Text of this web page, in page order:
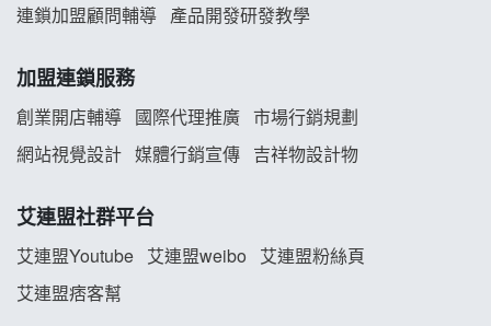
白鬍泡泡 BOHO POPO加盟說明會
雞咕雞咕加盟說明會
TEA TOP加盟說明會
珍好味臭臭鍋加盟說明會
藍象廷泰式火鍋加盟說明會
連鎖加盟顧問輔導 產品開發研發教學
加盟連鎖服務
創業開店輔導 國際代理推廣 市場行銷規劃
網站視覺設計 媒體行銷宣傳 吉祥物設計物
艾連盟社群平台
艾連盟Youtube 艾連盟weibo
艾連盟粉絲頁
艾連盟痞客幫